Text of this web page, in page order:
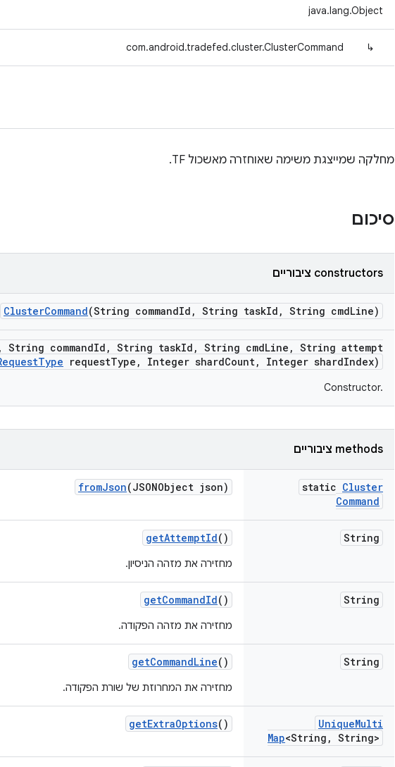
java.lang.Object
↳
com.android.tradefed.cluster.ClusterCommand
מחלקה שמייצגת משימה שאוחזרה מאשכול TF.
סיכום
‫constructors ציבוריים
ClusterCommand(String commandId , String taskId , String cmdLine)
, String commandId , String taskId , String cmdLine , String attempt
Type requestType , Integer shardCount, Integer shardIndex)
Constructor.‎
‫methods ציבוריים
static Cluster
Command
fromJson(JSONObject json)
String
getAttemptId()
מחזירה את מזהה הניסיון.
String
getCommandId()
מחזירה את מזהה הפקודה.
String
getCommandLine()
מחזירה את המחרוזת של שורת הפקודה.
UniqueMulti
Map<String , String>
getExtraOptions()